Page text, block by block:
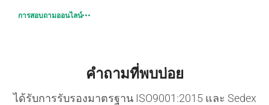
การสอบถามออนไลน์
คำถามที่พบบ่อย
ได้รับการรับรองมาตรฐาน ISO9001:2015 และ Sedex